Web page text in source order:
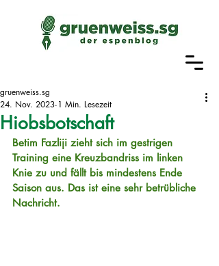
Hiobsbotschaft
gruenweiss.sg
24. Nov. 2023 1 Min. Lesezeit
Betim Fazliji zieht sich im gestrigen
Training eine Kreuzbandriss im linken
Knie zu und fällt bis mindestens Ende
Saison aus. Das ist eine sehr betrübliche
Nachricht.